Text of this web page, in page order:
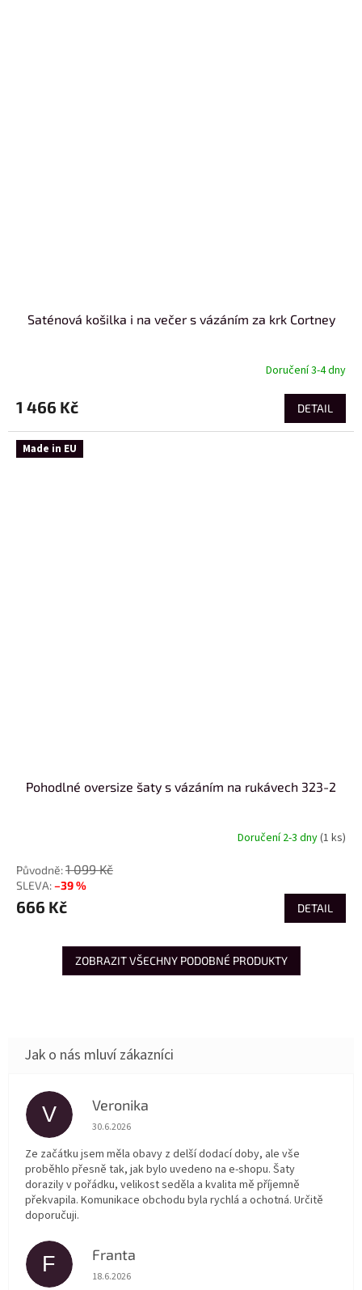
Saténová košilka i na večer s vázáním za krk Cortney
Doručení 3-4 dny
1 466 Kč DETAIL
Made in EU
Pohodlné oversize šaty s vázáním na rukávech 323-2
Doručení 2-3 dny(1 ks)
1 099 Kč
–39 %
666 Kč DETAIL
ZOBRAZIT VŠECHNY PODOBNÉ PRODUKTY
V Veronika
Hodnocení obchodu je 5 z 5 hvězdiček.
30.6.2026
Ze začátku jsem měla obavy z delší dodací doby, ale vše
proběhlo přesně tak, jak bylo uvedeno na e-shopu. Šaty
dorazily v pořádku, velikost seděla a kvalita mě příjemně
překvapila. Komunikace obchodu byla rychlá a ochotná. Určitě
doporučuji.
F Franta
Hodnocení obchodu je 5 z 5 hvězdiček.
18.6.2026